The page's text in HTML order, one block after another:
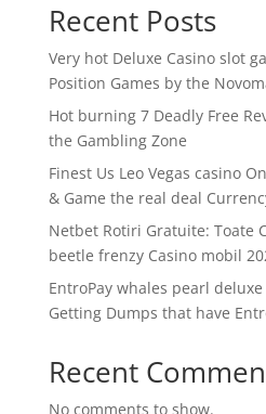
Recent Posts
Very hot Deluxe Casino slot
Position Games by the
Hot burning 7 Deadly Free
the Gambling Zone
Finest Us Leo Vegas casino
& Game the real deal
Netbet Rotiri Gratuite: Toate
beetle frenzy Casino mobil
EntroPay whales pearl
Getting Dumps that have
Recent
No comments to show.